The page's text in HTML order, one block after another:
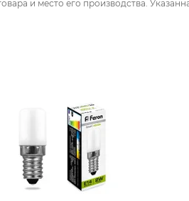
и место его производства.